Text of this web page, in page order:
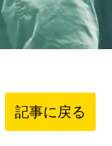
記事に戻る